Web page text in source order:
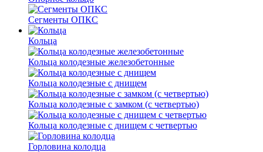
Сегменты ОПКС
Кольца
Кольца колодезные железобетонные
Кольца колодезные с днищем
Кольца колодезные с замком (с четвертью)
Кольца колодезные с днищем с четвертью
Горловина колодца